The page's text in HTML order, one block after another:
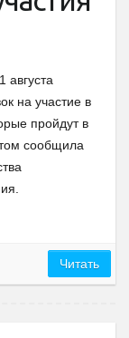
августа
на участие в
пройдут в
сообщила
Читать